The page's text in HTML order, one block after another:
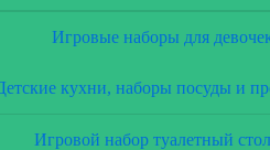
Игровые наборы для
кухни, наборы посуды и
Игровой набор туалетный